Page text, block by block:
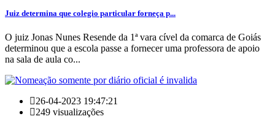
Juiz determina que colegio particular forneça p...
O juiz Jonas Nunes Resende da 1ª vara cível da comarca de Goiás
determinou que a escola passe a fornecer uma professora de apoio
na sala de aula co...
26-04-2023 19:47:21
249 visualizações